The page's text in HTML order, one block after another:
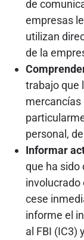
de
empresas
utilizan
de la
trabajo que
mercancías
personal,
Informar
que ha sido
involucrado
cese
informe el
al FBI (IC3)